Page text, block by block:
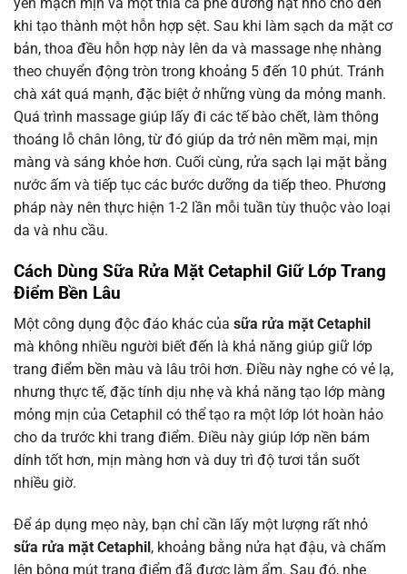
khi tạo thành một hỗn hợp sệt. Sau khi làm sạch da mặt cơ
bản, thoa đều hỗn hợp này lên da và massage nhẹ nhàng
theo chuyển động tròn trong khoảng 5 đến 10 phút. Tránh
chà xát quá mạnh, đặc biệt ở những vùng da mỏng manh.
Quá trình massage giúp lấy đi các tế bào chết, làm thông
thoáng lỗ chân lông, từ đó giúp da trở nên mềm mại, mịn
màng và sáng khỏe hơn. Cuối cùng, rửa sạch lại mặt bằng
nước ấm và tiếp tục các bước dưỡng da tiếp theo. Phương
pháp này nên thực hiện 1-2 lần mỗi tuần tùy thuộc vào loại
da và nhu cầu.
Cách Dùng Sữa Rửa Mặt Cetaphil Giữ Lớp Trang
Điểm Bền Lâu
Một công dụng độc đáo khác của sữa rửa mặt Cetaphil
mà không nhiều người biết đến là khả năng giúp giữ lớp
trang điểm bền màu và lâu trôi hơn. Điều này nghe có vẻ lạ,
nhưng thực tế, đặc tính dịu nhẹ và khả năng tạo lớp màng
mỏng mịn của Cetaphil có thể tạo ra một lớp lót hoàn hảo
cho da trước khi trang điểm. Điều này giúp lớp nền bám
dính tốt hơn, mịn màng hơn và duy trì độ tươi tắn suốt
nhiều giờ.
Để áp dụng mẹo này, bạn chỉ cần lấy một lượng rất nhỏ
sữa rửa mặt Cetaphil, khoảng bằng nửa hạt đậu, và chấm
lên bông mút trang điểm đã được làm ẩm. Sau đó, nhẹ